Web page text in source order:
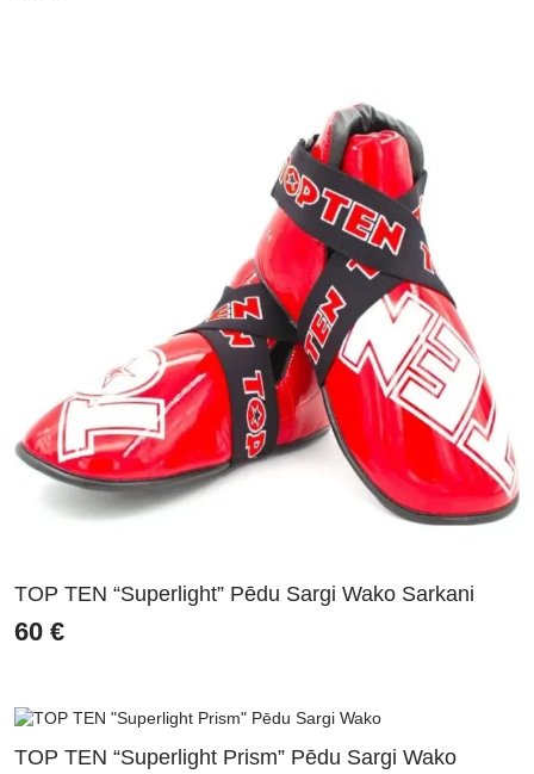
TOP TEN “Superlight” Pēdu Sargi Wako Sarkani
60 €
TOP TEN “Superlight Prism” Pēdu Sargi Wako